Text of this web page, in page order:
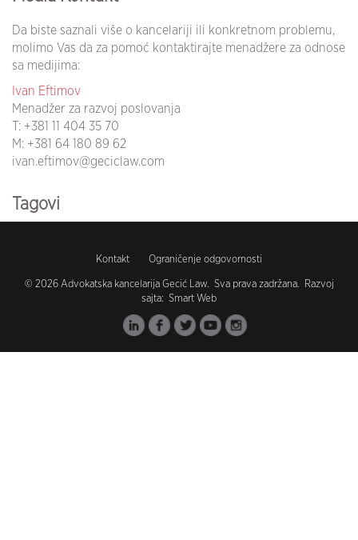
Da biste saznali više o kancelariji ili konkretnom problemu,
molimo Vas da za pomoć kontaktirajte menadžere za odnose
sa medijima:
Ivan Eftimov
Menadžer za razvoj poslovanja
T: +381 11 404 35 70
M: +381 64 180 89 62
ivan.eftimov@geciclaw.com
Tagovi
Kontakt Ograničenje odgovornosti
© 2026 Advokatska kancelarija Gecić Law. Sva prava zadržana. Razvoj
sajta: Smart Web